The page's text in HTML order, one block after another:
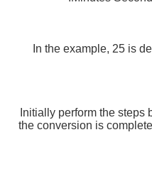
In the example, 25 is
Initially perform the steps
the conversion is